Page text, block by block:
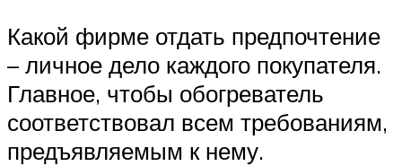
Какой фирме отдать предпочтение
– личное дело каждого покупателя.
Главное, чтобы обогреватель
соответствовал всем требованиям,
предъявляемым к нему.